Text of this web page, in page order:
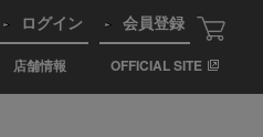
店舗情報 OFFICIAL SITE
ログイン 会員登録